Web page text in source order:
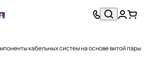
кабельных систем на основе витой пары